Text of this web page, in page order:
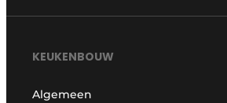
KEUKENBOUW
Algemeen